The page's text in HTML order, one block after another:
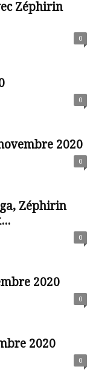
Zéphirin
0
0
2020
0
Zéphirin
0
2020
0
2020
0